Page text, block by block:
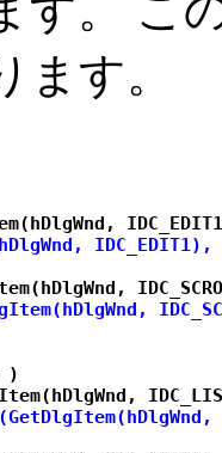
す。 こ
ます。
IDC_EDIT1),
)